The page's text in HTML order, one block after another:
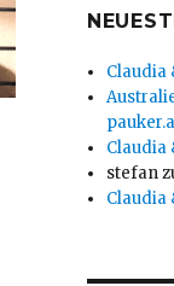
Claudia
Claudia
stefan
Claudia